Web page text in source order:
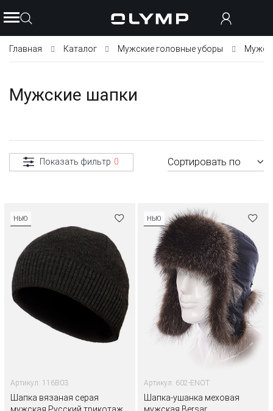
Главная Каталог Мужские головные уборы
Мужские шапки
Показать фильтр 0 Сортировать по
НЬЮ
Артикул: 116B03
Шапка вязаная серая
НЬЮ
Артикул: 602-ENOT
Шапка-ушанка меховая